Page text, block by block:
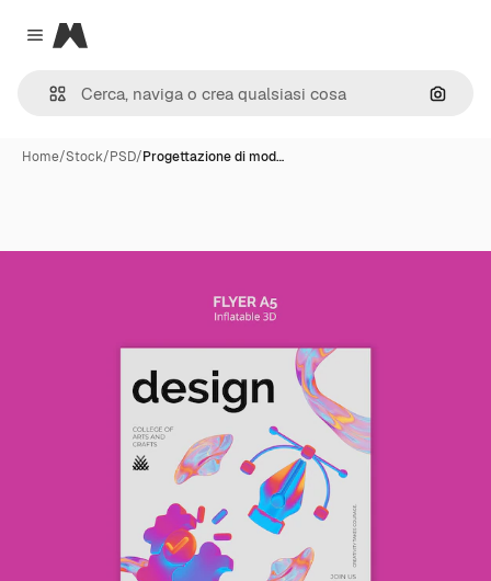
Close menu
Magnific
Cerca
Home/Stock/PSD/Progettazione di mod…